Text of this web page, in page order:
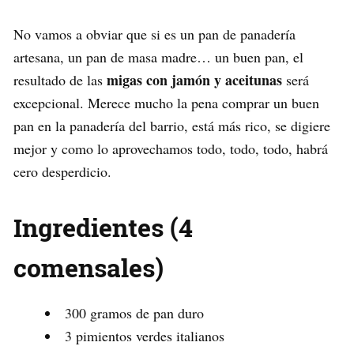
No vamos a obviar que si es un pan de panadería
artesana, un pan de masa madre… un buen pan, el
resultado de las migas con jamón y aceitunas será
excepcional. Merece mucho la pena comprar un buen
pan en la panadería del barrio, está más rico, se digiere
mejor y como lo aprovechamos todo, todo, todo, habrá
cero desperdicio.
Ingredientes (4
comensales)
300 gramos de pan duro
3 pimientos verdes italianos